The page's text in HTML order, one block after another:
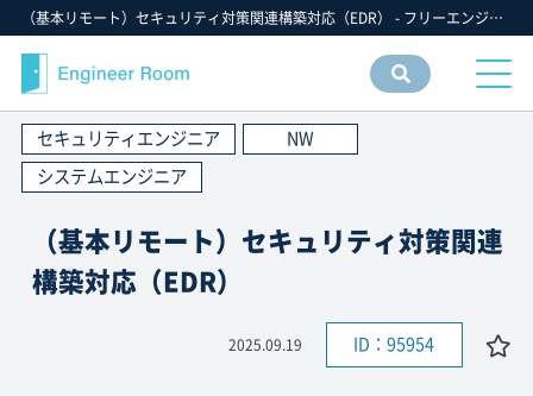
（基本リモート）セキュリティ対策関連構築対応（EDR） - フリーエンジニア IT 案件 求人【エンジニアルーム】ITフリーランス ITエンジニア IT個人事業主 仕事 転職 募集
セキュリティエンジニア
NW
システムエンジニア
（基本リモート）セキュリティ対策関連
構築対応（EDR）
2025.09.19 ID：95954